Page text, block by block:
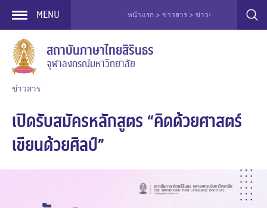
Skip
content
MENU หน้าแรก > ข่าวสาร > ข่าวจัดอบรม > เปิดรับส
สถาบันภาษาไทยสิรินธร
จุฬาลงกรณ์มหาวิทยาลัย
ข่าวสาร
เปิดรับสมัครหลักสูตร “คิดด้วยศาสตร์
เขียนด้วยศิลป์”